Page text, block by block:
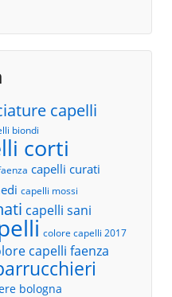
capelli
biondi
corti
capelli curati
capelli mossi
capelli sani
colore capelli 2017
capelli faenza
bologna